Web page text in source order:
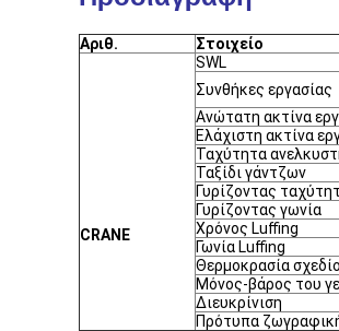
Αριθ. Στοιχείο
CRANE
SWL
Συνθήκες εργασίας
Ανώτατη ακτίνα
Ελάχιστη ακτίνα
Ταχύτητα
Ταξίδι γάντζων
Γυρίζοντας
Γυρίζοντας γωνία
Χρόνος Luffing
Γωνία Luffing
Θερμοκρασία
Μόνος-βάρος του
Διευκρίνιση
Πρότυπα